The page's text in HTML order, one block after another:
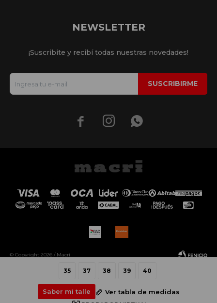
35 37 38 39 40
Saber mi talle Ver tabla de medidas
NEWSLETTER
¡Suscribite y recibí todas nuestras novedades!
SUSCRIBIRME
  
© Copyright 2026 / Macri